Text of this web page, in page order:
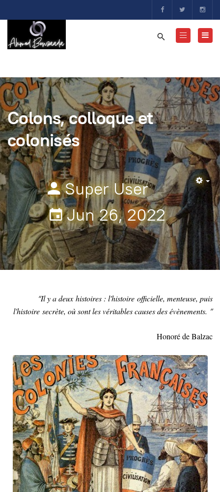
Colons, colloque et
colonisés
Super User
Jun 26, 2022
Il y a deux histoires : l'histoire officielle, menteuse, puis
l'histoire secrète, où sont les véritables causes des évènements.
Honoré de Balzac